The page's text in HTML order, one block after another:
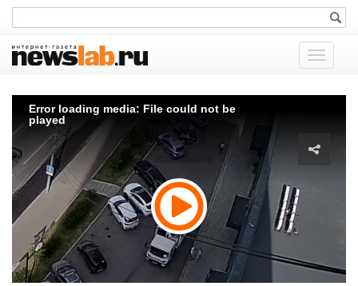
Показать
меню
Error loading media: File could not be
played